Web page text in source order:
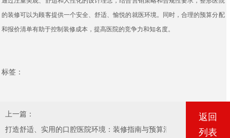
的装修可以为顾客提供一个安全、舒适、愉悦的就医环境。同时，合理的预算分配
和报价清单有助于控制装修成本，提高医院的竞争力和知名度。
标签：
上一篇：
打造舒适、实用的口腔医院环境：装修指南与预算清单
返回
列表